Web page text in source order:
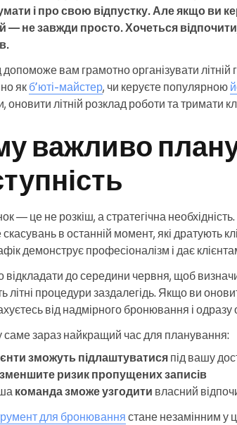
і про свою відпустку. Але якщо ви
— не завжди просто. Хочеться
вам грамотно організувати
якб’юті-майстер, чи керуєте популярною
оновити літній розклад роботи та тримати
важливо
— це не розкіш, а стратегічна
скасувань в останній момент, які дратують
демонструє професіоналізм і дає
до середини червня, щоб
літні процедури заздалегідь. Якщо ви
від надмірного бронювання і одразу
саме зараз найкращий час для планування:
зможуть підлаштуватися під вашу
зменшите ризик пропущених записів
команда зможе узгодити власний
для бронювання стане незамінним у